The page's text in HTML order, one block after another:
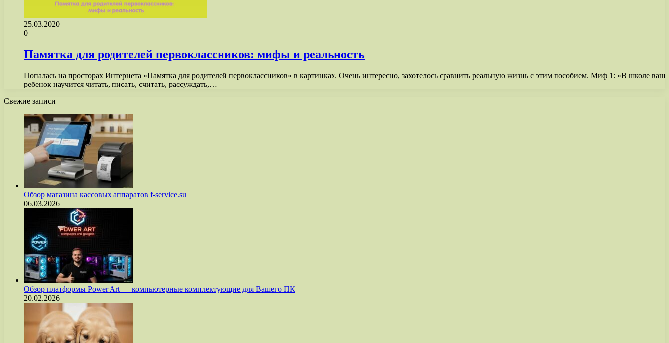
25.03.2020
0
Памятка для родителей первоклассников: мифы и реальность
Попалась на просторах Интернета «Памятка для родителей первоклассников» в картинках. Очень интересно, захотелось сравнить реальную жизнь с этим пособием. Миф 1: «В школе ваш
ребенок научится читать, писать, считать, рассуждать,…
Свежие записи
Обзор магазина кассовых аппаратов f-service.su
06.03.2026
Обзор платформы Power Art — компьютерные комплектующие для Вашего ПК
20.02.2026